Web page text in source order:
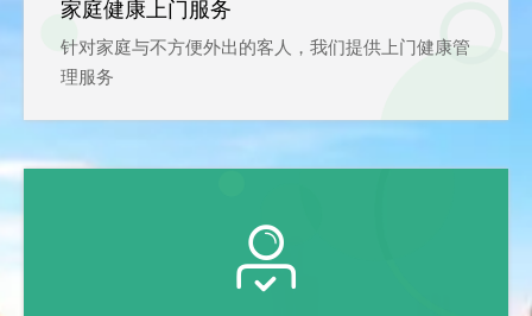
家庭健康上门服务
针对家庭与不方便外出的客人，我们提供上门健康管
理服务
